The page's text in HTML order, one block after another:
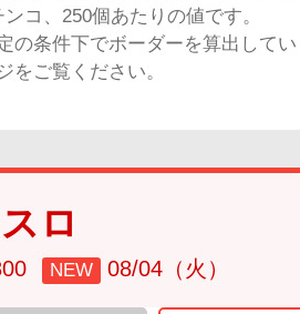
コ、250個あたりの値です。
の条件下でボーダーを算出して
ご覧ください。
ロ
NEW 08/04（火）